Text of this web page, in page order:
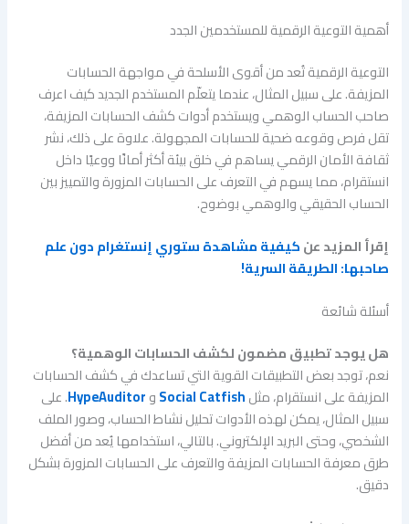
أهمية التوعية الرقمية للمستخدمين الجدد
التوعية الرقمية تُعد من أقوى الأسلحة في مواجهة الحسابات
المزيفة. على سبيل المثال، عندما يتعلّم المستخدم الجديد كيف اعرف
صاحب الحساب الوهمي ويستخدم أدوات كشف الحسابات المزيفة،
تقل فرص وقوعه ضحية للحسابات المجهولة. علاوة على ذلك، نشر
ثقافة الأمان الرقمي يساهم في خلق بيئة أكثر أمانًا ووعيًا داخل
انستقرام، مما يسهم في التعرف على الحسابات المزورة والتمييز بين
الحساب الحقيقي والوهمي بوضوح.
إقرأ المزيد عنكيفية مشاهدة ستوري إنستغرام دون علم
صاحبها: الطريقة السرية!
أسئلة شائعة
هل يوجد تطبيق مضمون لكشف الحسابات الوهمية؟
نعم، توجد بعض التطبيقات القوية التي تساعدك في كشف الحسابات
المزيفة على انستقرام، مثلSocial CatfishوHypeAuditor. على
سبيل المثال، يمكن لهذه الأدوات تحليل نشاط الحساب، وصور الملف
الشخصي، وحتى البريد الإلكتروني. بالتالي، استخدامها يُعد من أفضل
طرق معرفة الحسابات المزيفة والتعرف على الحسابات المزورة بشكل
دقيق.